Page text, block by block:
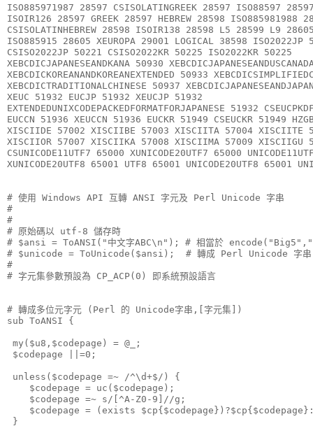
ISO885971987 28597 CSISOLATINGREEK 28597 ISO88597
ISOIR126 28597 GREEK 28597 HEBREW 28598 ISO885981988
CSISOLATINHEBREW 28598 ISOIR138 28598 L5 28599 L9
ISO885915 28605 XEUROPA 29001 LOGICAL 38598 ISO2022JP
CSISO2022JP 50221 CSISO2022KR 50225 ISO2022KR 50225
XEBCDICJAPANESEANDKANA 50930
XEBCDICKOREANANDKOREANEXTENDED 50933
XEBCDICTRADITIONALCHINESE 50937
XEUC 51932 EUCJP 51932 XEUCJP 51932
EXTENDEDUNIXCODEPACKEDFORMATFORJAPANESE 51932
EUCCN 51936 XEUCCN 51936 EUCKR 51949 CSEUCKR 51949
XISCIIDE 57002 XISCIIBE 57003 XISCIITA 57004 XISCIITE
XISCIIOR 57007 XISCIIKA 57008 XISCIIMA 57009 XISCIIGU
CSUNICODE11UTF7 65000 XUNICODE20UTF7 65000
XUNICODE20UTF8 65001 UTF8 65001 UNICODE20UTF8 65001
# 使用 Windows API 互轉 ANSI 字元及 Perl Unicode 字串
#
#
# 原始碼以 utf-8 儲存時
# $ansi = ToANSI("中文字ABC\n"); # 相當於 encode("Big5","
# $unicode = ToUnicode($ansi);  # 轉成 Perl Unicode 字串
#
# 字元集參數預設為 CP_ACP(0) 即系統預設語言
# 轉成多位元字元 (Perl 的 Unicode字串,[字元集])
sub ToANSI {
my($u8,$codepage) = @_;
$codepage ||=0;
unless($codepage =~ /^\d+$/) {
    $codepage = uc($codepage);
    $codepage =~ s/[^A-Z0-9]//g;
$codepage = (exists
}